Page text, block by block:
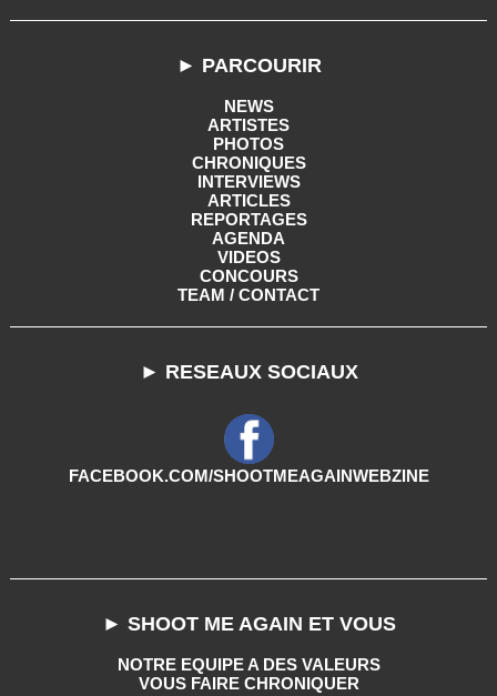
► PARCOURIR
NEWS
ARTISTES
PHOTOS
CHRONIQUES
INTERVIEWS
ARTICLES
REPORTAGES
AGENDA
VIDEOS
CONCOURS
TEAM / CONTACT
► RESEAUX SOCIAUX
FACEBOOK.COM/SHOOTMEAGAINWEBZINE
► SHOOT ME AGAIN ET VOUS
NOTRE EQUIPE A DES VALEURS
VOUS FAIRE CHRONIQUER